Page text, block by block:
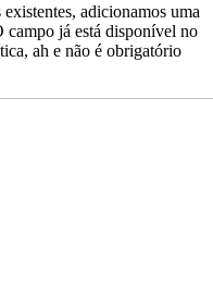
adicionamos uma
campo já está disponível no
ah e não é obrigatório